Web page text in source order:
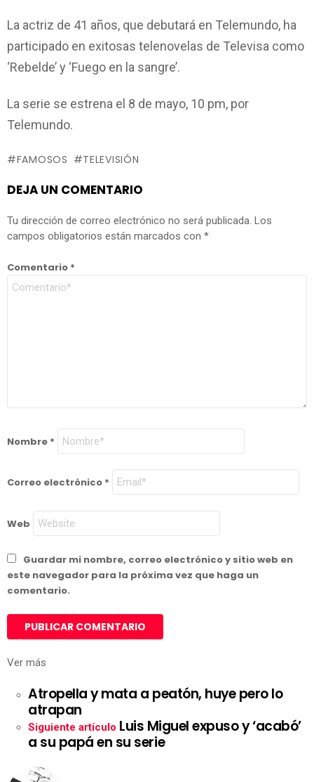
La actriz de 41 años, que debutará en Telemundo, ha
participado en exitosas telenovelas de Televisa como
‘Rebelde’ y ‘Fuego en la sangre’.
La serie se estrena el 8 de mayo, 10 pm, por
Telemundo.
FAMOSOS TELEVISIÓN
DEJA UN COMENTARIO
Tu dirección de correo electrónico no será publicada. Los
campos obligatorios están marcados con *
Comentario *
Nombre *
Correo electrónico *
Web
Guardar mi nombre, correo electrónico y sitio web en
este navegador para la próxima vez que haga un
comentario.
Ver más
Atropella y mata a peatón, huye pero lo
atrapan
Siguiente artículo Luis Miguel expuso y ‘acabó’
a su papá en su serie